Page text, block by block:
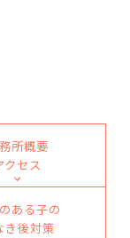
所概要
クセス
ある子の
き後対策